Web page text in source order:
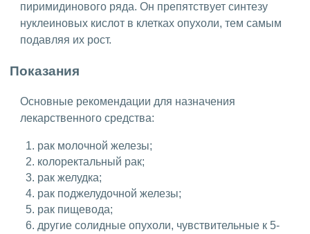
пиримидинового ряда. Он препятствует синтезу
нуклеиновых кислот в клетках опухоли, тем самым
подавляя их рост.
Показания
Основные рекомендации для назначения
лекарственного средства:
рак молочной железы;
колоректальный рак;
рак желудка;
рак поджелудочной железы;
рак пищевода;
другие солидные опухоли, чувствительные к 5-